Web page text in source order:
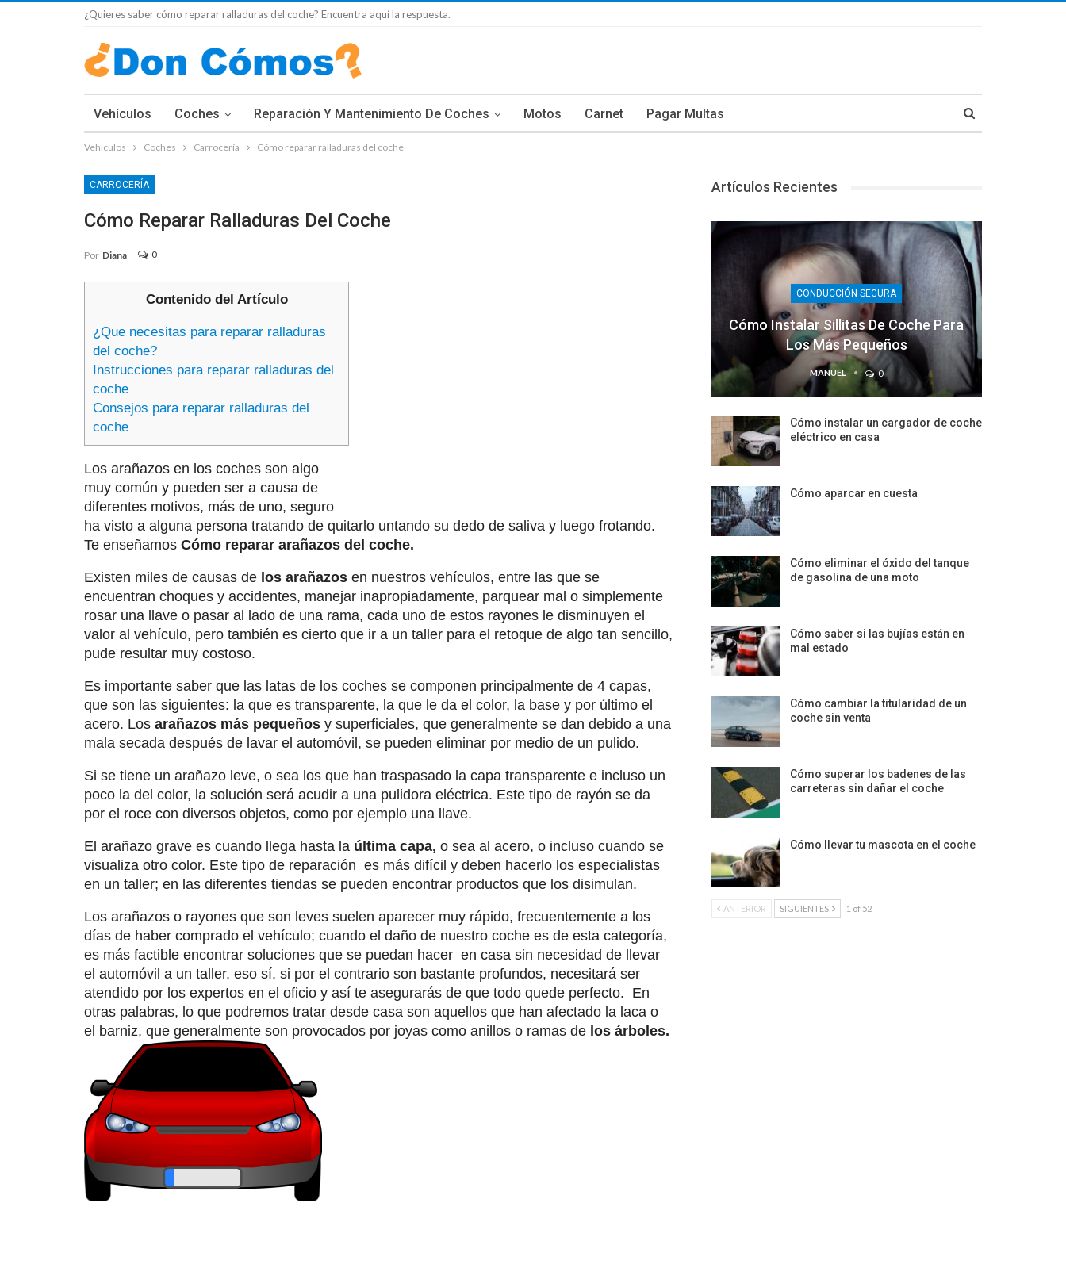
¿Quieres saber cómo reparar ralladuras del coche? Encuentra aquí la respuesta.
Vehículos Coches Reparación Y Mantenimiento De Coches Motos Carnet Pagar Multas
Vehiculos Coches Carrocería Cómo reparar ralladuras del coche
CARROCERÍA
Cómo Reparar Ralladuras Del Coche
Por Diana 0
Contenido del Artículo
¿Que necesitas para reparar ralladuras
del coche?
Instrucciones para reparar ralladuras del
coche
Consejos para reparar ralladuras del
coche
Los arañazos en los coches son algo
muy común y pueden ser a causa de
diferentes motivos, más de uno, seguro
ha visto a alguna persona tratando de quitarlo untando su dedo de saliva y luego frotando.
Te enseñamos Cómo reparar arañazos del coche.
Existen miles de causas de los arañazos en nuestros vehículos, entre las que se
encuentran choques y accidentes, manejar inapropiadamente, parquear mal o simplemente
rosar una llave o pasar al lado de una rama, cada uno de estos rayones le disminuyen el
valor al vehículo, pero también es cierto que ir a un taller para el retoque de algo tan sencillo,
pude resultar muy costoso.
Es importante saber que las latas de los coches se componen principalmente de 4 capas,
que son las siguientes: la que es transparente, la que le da el color, la base y por último el
acero. Los arañazos más pequeños y superficiales, que generalmente se dan debido a una
mala secada después de lavar el automóvil, se pueden eliminar por medio de un pulido.
Si se tiene un arañazo leve, o sea los que han traspasado la capa transparente e incluso un
poco la del color, la solución será acudir a una pulidora eléctrica. Este tipo de rayón se da
por el roce con diversos objetos, como por ejemplo una llave.
El arañazo grave es cuando llega hasta la última capa, o sea al acero, o incluso cuando se
visualiza otro color. Este tipo de reparación es más difícil y deben hacerlo los especialistas
en un taller; en las diferentes tiendas se pueden encontrar productos que los disimulan.
Los arañazos o rayones que son leves suelen aparecer muy rápido, frecuentemente a los
días de haber comprado el vehículo; cuando el daño de nuestro coche es de esta categoría,
es más factible encontrar soluciones que se puedan hacer en casa sin necesidad de llevar
el automóvil a un taller, eso sí, si por el contrario son bastante profundos, necesitará ser
atendido por los expertos en el oficio y así te asegurarás de que todo quede perfecto. En
otras palabras, lo que podremos tratar desde casa son aquellos que han afectado la laca o
el barniz, que generalmente son provocados por joyas como anillos o ramas de los árboles.
Artículos Recientes
CONDUCCIÓN SEGURA
Cómo Instalar Sillitas De Coche Para
Los Más Pequeños
MANUEL 0
Cómo instalar un cargador de coche
eléctrico en casa
Cómo aparcar en cuesta
Cómo eliminar el óxido del tanque
de gasolina de una moto
Cómo saber si las bujías están en
mal estado
Cómo cambiar la titularidad de un
coche sin venta
Cómo superar los badenes de las
carreteras sin dañar el coche
Cómo llevar tu mascota en el coche
ANTERIOR SIGUIENTES 1 of 52